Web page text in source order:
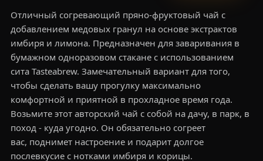
Отличный согревающий пряно-фруктовый чай с
добавлением медовых гранул на основе экстрактов
имбиря и лимона. Предназначен для заваривания в
бумажном одноразовом стакане с использованием
сита Tasteabrew. Замечательный вариант для того,
чтобы сделать вашу прогулку максимально
комфортной и приятной в прохладное время года.
Возьмите этот авторский чай с собой на дачу, в парк, в
поход - куда угодно. Он обязательно согреет
вас, поднимет настроение и подарит долгое
послевкусие с нотками имбиря и корицы.